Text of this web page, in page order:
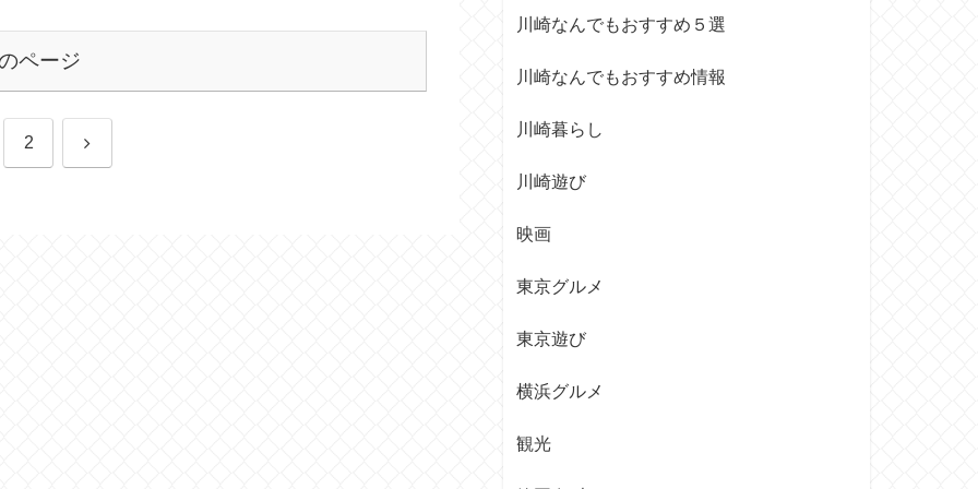
ページ
2 次
川崎なんでもおすすめ５選
川崎なんでもおすすめ情報
川崎暮らし
川崎遊び
映画
東京グルメ
東京遊び
横浜グルメ
観光